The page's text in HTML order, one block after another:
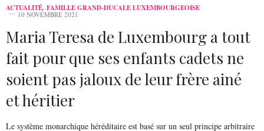
ACTUALITÉ, FAMILLE GRAND-DUCALE LUXEMBOURGEOISE
10 NOVEMBRE 2021
Maria Teresa de Luxembourg a tout
fait pour que ses enfants cadets ne
soient pas jaloux de leur frère ainé
et héritier
Le système monarchique héréditaire est basé sur un seul principe arbitraire